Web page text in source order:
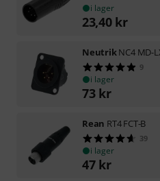
i lager
23,40 kr
NeutrikNC4 MD-
9
i lager
73 kr
Rean RT4 FCT-B
39
i lager
47 kr